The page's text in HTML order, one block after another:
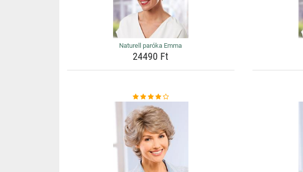
Naturell paróka Emma
24490 Ft